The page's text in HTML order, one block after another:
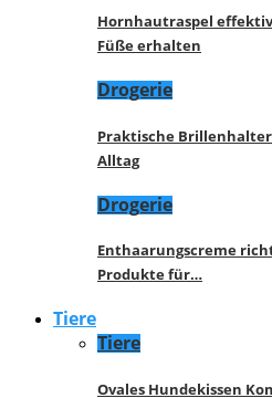
Hornhautraspel
Füße erhalten
Drogerie
Praktische
Alltag
Drogerie
Enthaarungscreme
Produkte für…
Tiere
Tiere
Ovales Hundekissen